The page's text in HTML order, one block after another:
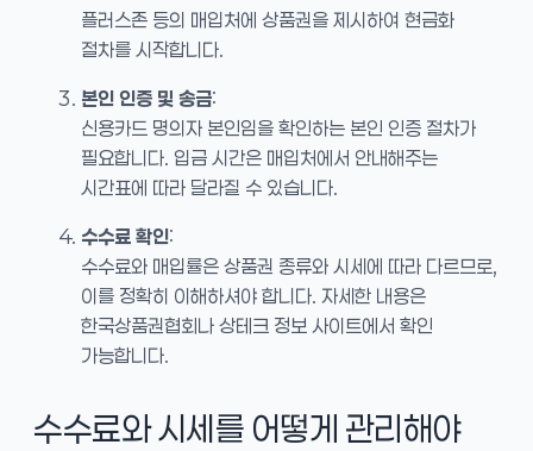
플러스존 등의 매입처에 상품권을 제시하여 현금화
절차를 시작합니다.
본인 인증 및 송금:
신용카드 명의자 본인임을 확인하는 본인 인증 절차가
필요합니다. 입금 시간은 매입처에서 안내해주는
시간표에 따라 달라질 수 있습니다.
수수료 확인:
수수료와 매입률은 상품권 종류와 시세에 따라 다르므로,
이를 정확히 이해하셔야 합니다. 자세한 내용은
한국상품권협회나 상테크 정보 사이트에서 확인
가능합니다.
수수료와 시세를 어떻게 관리해야